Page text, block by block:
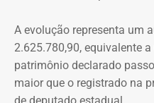
primeiro é o temor de
agressor. E o outro é o que
que a denúncia for feita.
brecha legal permita que o
A evolução representa um
2.625.780,90, equivalente
patrimônio declarado
maior que o registrado na